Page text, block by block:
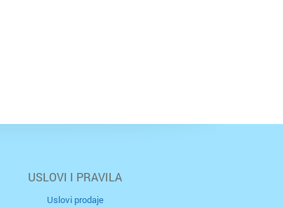
USLOVI I PRAVILA
Uslovi prodaje